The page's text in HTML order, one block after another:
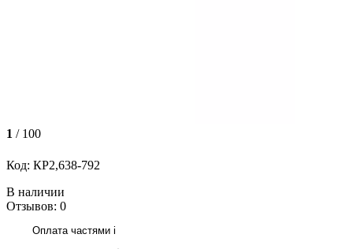
1 / 100
Код: КР2,638-792
В наличии
Отзывов: 0
Оплата частями i